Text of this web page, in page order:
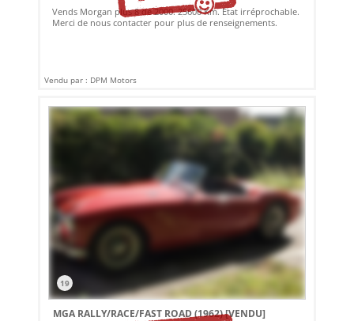
Vends Morgan plus 8 de 2000. 25600 Km. Etat irréprochable.
Merci de nous contacter pour plus de renseignements.
Vendu par : DPM Motors
19
MGA RALLY/RACE/FAST ROAD (1962)[VENDU]